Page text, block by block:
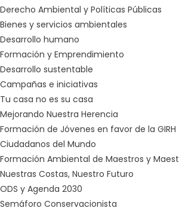
Derecho Ambiental y Políticas Públicas
Bienes y servicios ambientales
Desarrollo humano
Formación y Emprendimiento
Desarrollo sustentable
Campañas e iniciativas
Tu casa no es su casa
Mejorando Nuestra Herencia
Formación de Jóvenes en favor de la GIRH
Ciudadanos del Mundo
Formación Ambiental de Maestros y
Nuestras Costas, Nuestro Futuro
ODS y Agenda 2030
Semáforo Conservacionista